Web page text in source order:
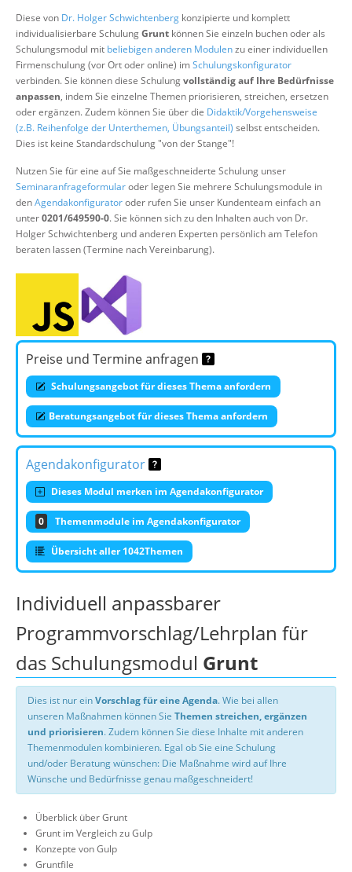
Suche
Diese von Dr. Holger Schwichtenberg konzipierte und komplett
individualisierbare SchulungGrunt können Sie einzeln buchen oder als
Schulungsmodul mit beliebigen anderen Modulenzu einer individuellen
Firmenschulung (vor Ort oder online) imSchulungskonfigurator
verbinden. Sie können diese Schulungvollständig auf Ihre Bedürfnisse
anpassen, indem Sie einzelne Themen priorisieren, streichen, ersetzen
oder ergänzen. Zudem können Sie über die Didaktik/Vorgehensweise
(z.B. Reihenfolge der Unterthemen, Übungsanteil) selbst entscheiden.
Dies ist keine Standardschulung "von der Stange"!
Nutzen Sie für eine auf Sie maßgeschneiderte Schulung unser
Seminaranfrageformularoder legen Sie mehrere Schulungsmodule in
denAgendakonfiguratoroder rufen Sie unser Kundenteam einfach an
unter0201/649590-0. Sie können sich zu den Inhalten auch von Dr.
Holger Schwichtenberg und anderen Experten persönlich am Telefon
beraten lassen (Termine nach Vereinbarung).
Preise und Termine anfragen
Schulungsangebot für dieses Thema anfordern
Beratungsangebot für dieses Thema anfordern
Agendakonfigurator
Dieses Modul merken im Agendakonfigurator
0 Themenmodule im Agendakonfigurator
Übersicht aller 1042Themen
Individuell anpassbarer
Programmvorschlag/Lehrplan für
das Schulungsmodul Grunt
Dies ist nur einVorschlag für eine Agenda. Wie bei allen
unseren Maßnahmen können Sie Themen streichen, ergänzen
und priorisieren. Zudem können Sie diese Inhalte mit anderen
Themenmodulen kombinieren. Egal ob Sie eine Schulung
und/oder Beratung wünschen: Die Maßnahme wird auf Ihre
Wünsche und Bedürfnisse genau maßgeschneidert!
Überblick über Grunt
Grunt im Vergleich zu Gulp
Konzepte von Gulp
Gruntfile